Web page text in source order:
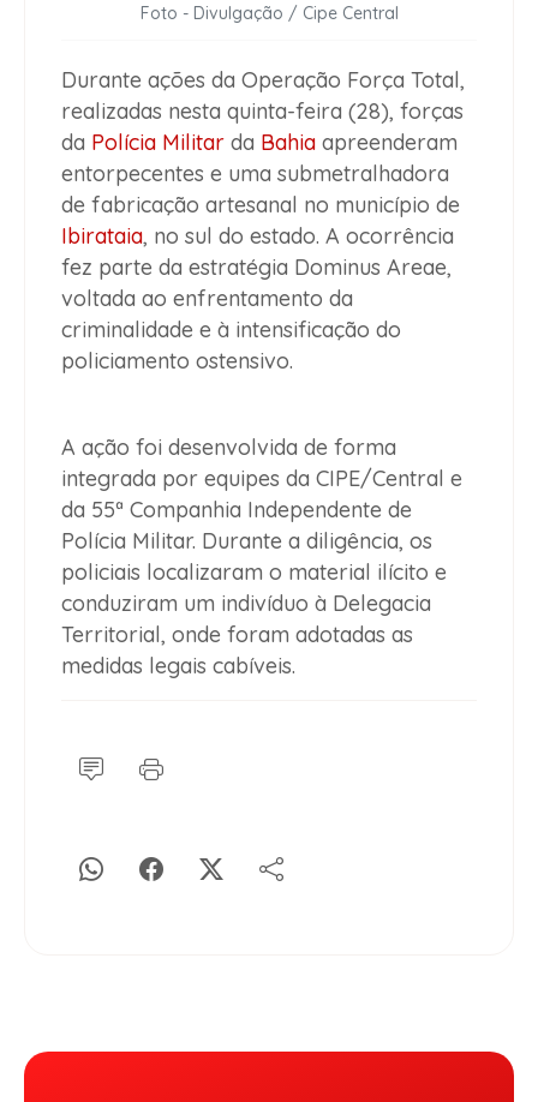
Foto - Divulgação / Cipe Central
Durante ações da Operação Força Total,
realizadas nesta quinta-feira (28), forças
da Polícia Militar da Bahia apreenderam
entorpecentes e uma submetralhadora
de fabricação artesanal no município de
Ibirataia, no sul do estado. A ocorrência
fez parte da estratégia Dominus Areae,
voltada ao enfrentamento da
criminalidade e à intensificação do
policiamento ostensivo.
A ação foi desenvolvida de forma
integrada por equipes da CIPE/Central e
da 55ª Companhia Independente de
Polícia Militar. Durante a diligência, os
policiais localizaram o material ilícito e
conduziram um indivíduo à Delegacia
Territorial, onde foram adotadas as
medidas legais cabíveis.